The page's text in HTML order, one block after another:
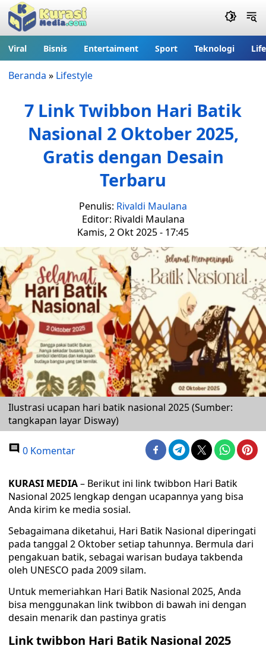
Viral Bisnis Entertaiment Sport Teknologi
Beranda » Lifestyle
7 Link Twibbon Hari Batik
Nasional 2 Oktober 2025,
Gratis dengan Desain
Terbaru
Penulis: Rivaldi Maulana
Editor: Rivaldi Maulana
Kamis, 2 Okt 2025 - 17:45
Ilustrasi ucapan hari batik nasional 2025 (Sumber:
tangkapan layar Disway)
0 Komentar
KURASI MEDIA– Berikut ini link twibbon Hari Batik
Nasional 2025 lengkap dengan ucapannya yang bisa
Anda kirim ke media sosial.
Sebagaimana diketahui, Hari Batik Nasional diperingati
pada tanggal 2 Oktober setiap tahunnya. Bermula dari
pengakuan batik, sebagai warisan budaya takbenda
oleh UNESCO pada 2009 silam.
Untuk memeriahkan Hari Batik Nasional 2025, Anda
bisa menggunakan link twibbon di bawah ini dengan
desain menarik dan pastinya gratis
Link twibbon Hari Batik Nasional 2025